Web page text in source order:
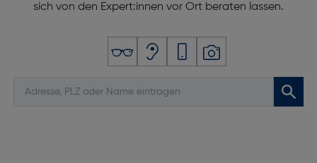
sich von den Expert:innen vor Ort beraten lassen.